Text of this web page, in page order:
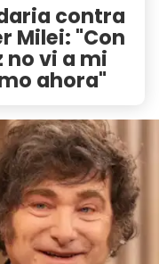
contra
Milei: "Con
no vi a mi
ahora"